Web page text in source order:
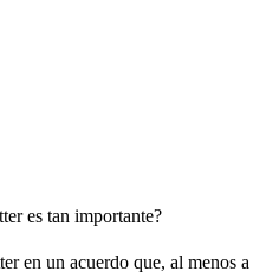
es tan importante?
en un acuerdo que, al menos